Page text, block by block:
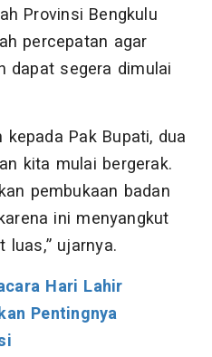
Provinsi Bengkulu
percepatan agar
dapat segera dimulai
Pak Bupati, dua
kita mulai bergerak.
pembukaan badan
ini menyangkut
luas,” ujarnya.
Hari Lahir
Pentingnya